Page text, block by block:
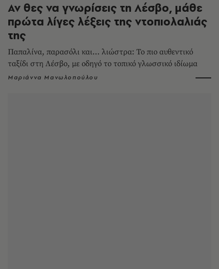
Αν θες να γνωρίσεις τη Λέσβο, μάθε
πρώτα λίγες λέξεις της ντοπιολαλιάς
της
Παπαλίνα, παρασόλι και... λιώστρα: Το πιο αυθεντικό
ταξίδι στη Λέσβο, με οδηγό το τοπικό γλωσσικό ιδίωμα
Μαριάννα Μανωλοπούλου